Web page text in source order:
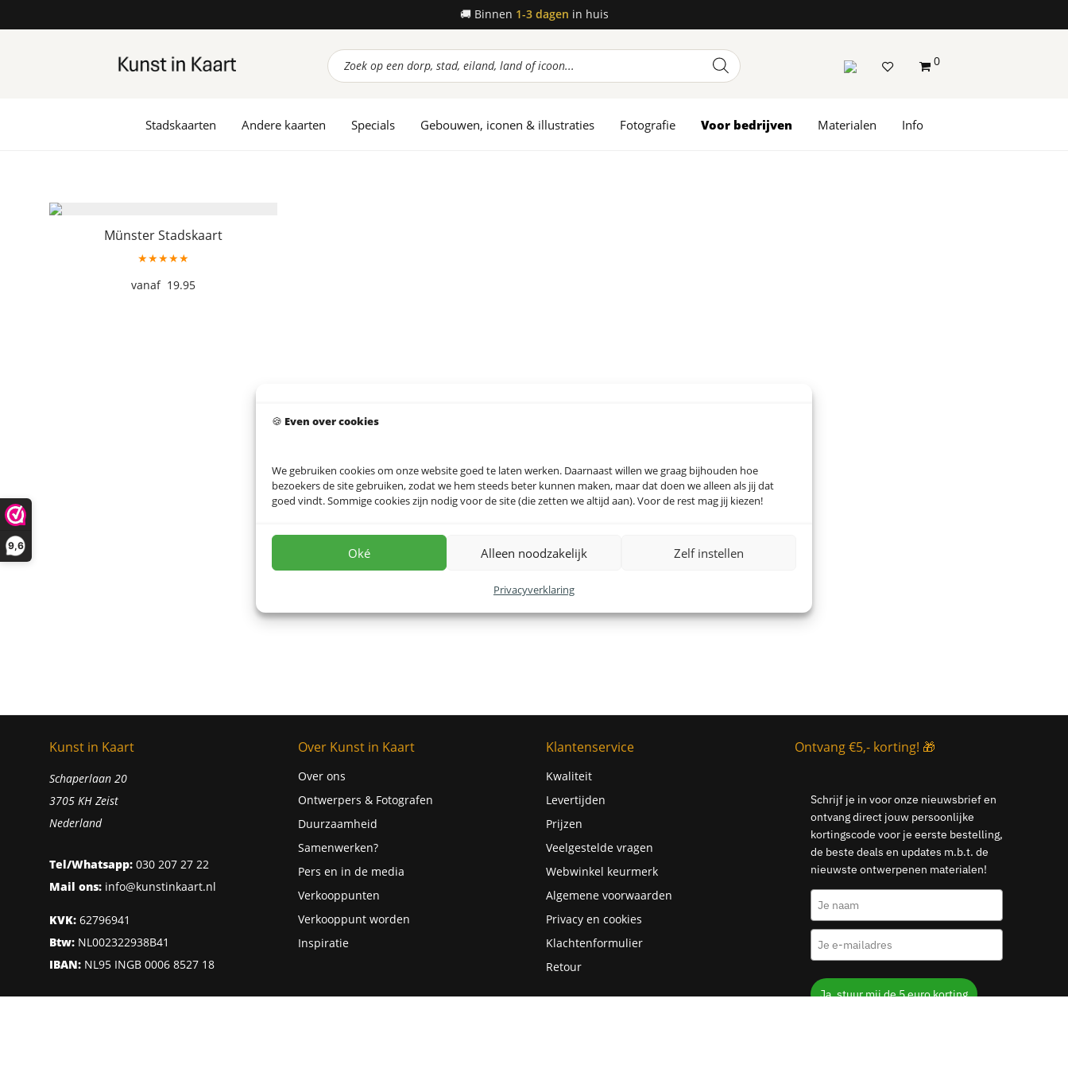
9,6
🍪 Even over cookies
We gebruiken cookies om onze website goed te laten werken. Daarnaast willen we graag bijhouden hoe
bezoekers de site gebruiken, zodat we hem steeds beter kunnen maken, maar dat doen we alleen als jij dat
goed vindt. Sommige cookies zijn nodig voor de site (die zetten we altijd aan). Voor de rest mag jij kiezen!
Oké Alleen noodzakelijk Zelf instellen
Privacyverklaring
🚚 Binnen 1-3 dagen in huis
Producten
zoeken
Stadskaarten Andere kaarten Specials Gebouwen, iconen & illustraties Fotografie Voor bedrijven Materialen Info
0
Münster Stadskaart
★★★★★
19.95
Kunst in Kaart
Schaperlaan 20
3705 KH Zeist
Nederland
Tel/Whatsapp: 030 207 27 22
Mail ons: info@kunstinkaart.nl
KVK: 62796941
Btw: NL002322938B41
IBAN: NL95 INGB 0006 8527 18
Over Kunst in Kaart
Over ons
Ontwerpers & Fotografen
Duurzaamheid
Samenwerken?
Pers en in de media
Verkooppunten
Verkooppunt worden
Inspiratie
Klantenservice
Kwaliteit
Levertijden
Prijzen
Veelgestelde vragen
Webwinkel keurmerk
Algemene voorwaarden
Privacy en cookies
Klachtenformulier
Retour
Ontvang €5,- korting! 🎁
Schrijf je in voor onze nieuwsbrief en
ontvang direct jouw persoonlijke
kortingscode voor je eerste bestelling,
de beste deals en updates m.b.t. de
nieuwste ontwerpenen materialen!
Ja, stuur mij de 5 euro korting